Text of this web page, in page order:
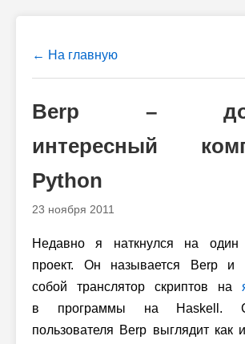
← На главную
Berp –
интересный
Python
23 ноября 2011
Недавно я наткнулся на один
проект. Он называется Berp и
собой транслятор скриптов на
в программы на Haskell.
пользователя Berp выглядит как